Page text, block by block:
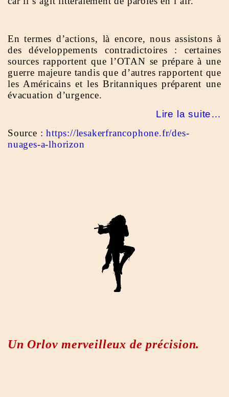
En termes d’actions, là encore, nous assistons à
des développements contradictoires : certaines
sources rapportent que l’OTAN se prépare à une
guerre majeure tandis que d’autres rapportent que
les Américains et les Britanniques préparent une
évacuation d’urgence.
Lire la suite…
Source :https://lesakerfrancophone.fr/des-
nuages-a-lhorizon
Un Orlov merveilleux de précision.